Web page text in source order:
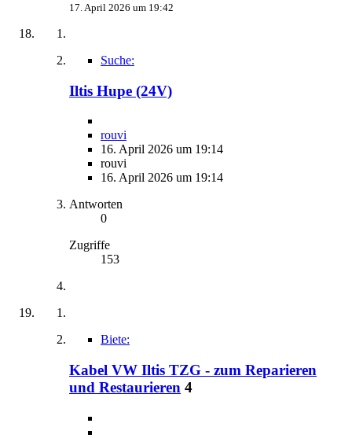
17. April 2026 um 19:42
Suche:
Iltis Hupe (24V)
rouvi
16. April 2026 um 19:14
rouvi
16. April 2026 um 19:14
Antworten
0
Zugriffe
153
Biete:
Kabel VW Iltis TZG - zum Reparieren
und Restaurieren 4